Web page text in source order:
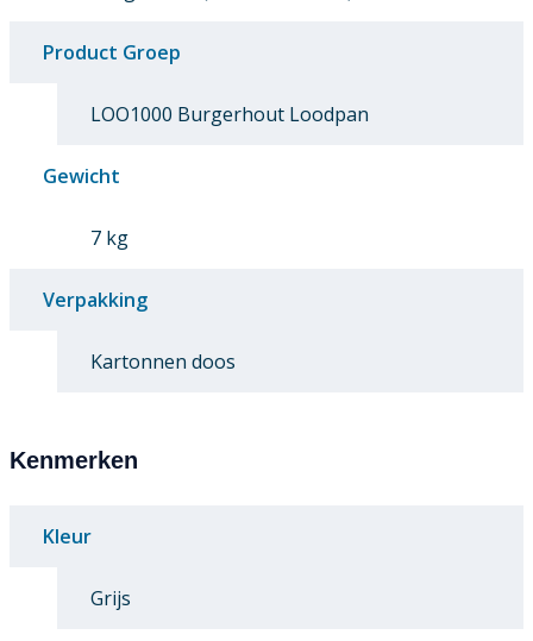
Product Groep
LOO1000 Burgerhout Loodpan
Gewicht
7 kg
Verpakking
Kartonnen doos
Kenmerken
Kleur
Grijs